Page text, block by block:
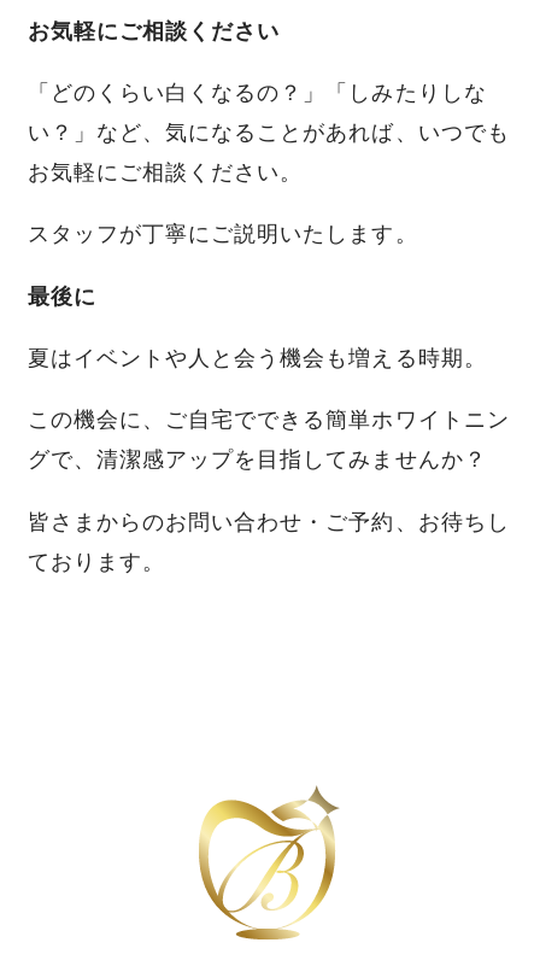
お気軽にご相談ください
「どのくらい白くなるの？」「しみたりしな
い？」など、気になることがあれば、いつでも
お気軽にご相談ください。
スタッフが丁寧にご説明いたします。
最後に
夏はイベントや人と会う機会も増える時期。
この機会に、ご自宅でできる簡単ホワイトニン
グで、清潔感アップを目指してみませんか？
皆さまからのお問い合わせ・ご予約、お待ちし
ております。